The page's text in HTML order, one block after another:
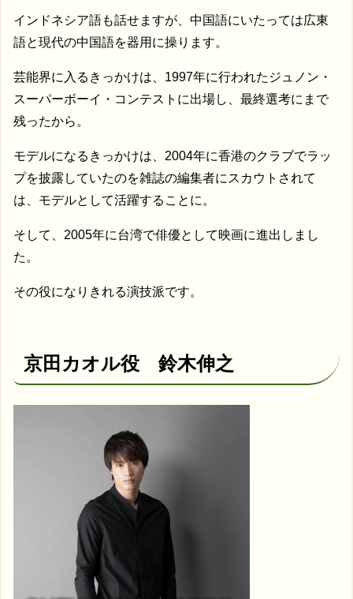
インドネシア語も話せますが、中国語にいたっては広東
語と現代の中国語を器用に操ります。
芸能界に入るきっかけは、1997年に行われたジュノン・
スーパーボーイ・コンテストに出場し、最終選考にまで
残ったから。
モデルになるきっかけは、2004年に香港のクラブでラッ
プを披露していたのを雑誌の編集者にスカウトされて
は、モデルとして活躍することに。
そして、2005年に台湾で俳優として映画に進出しまし
た。
その役になりきれる演技派です。
京田カオル役 鈴木伸之